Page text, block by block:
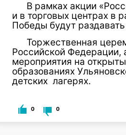
В рамках акции
и в торговых центрах в
Победы будут
Торжественная
Российской Федерации,
мероприятия на
образованиях
детских лагерях.
0 0